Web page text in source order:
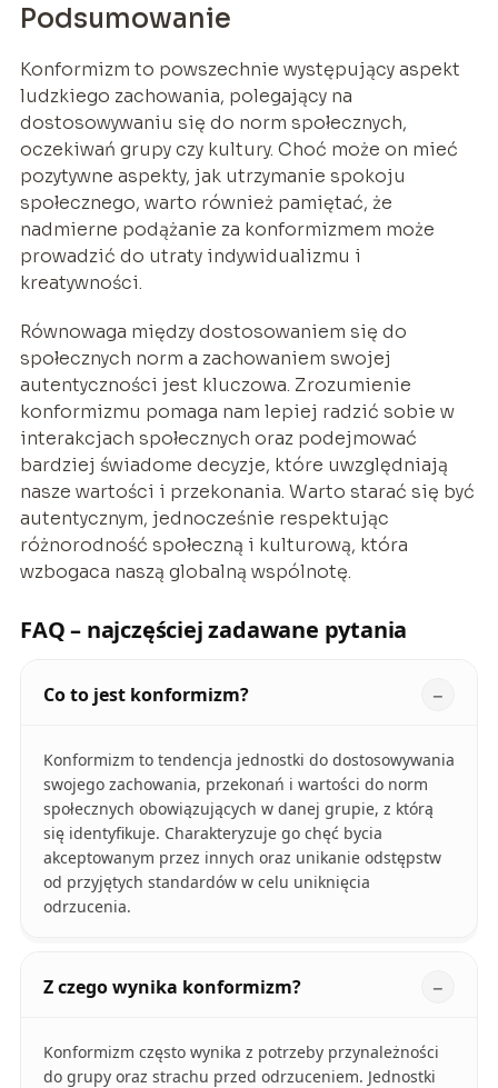
Podsumowanie
Konformizm to powszechnie występujący aspekt
ludzkiego zachowania, polegający na
dostosowywaniu się do norm społecznych,
oczekiwań grupy czy kultury. Choć może on mieć
pozytywne aspekty, jak utrzymanie spokoju
społecznego, warto również pamiętać, że
nadmierne podążanie za konformizmem może
prowadzić do utraty indywidualizmu i
kreatywności.
Równowaga między dostosowaniem się do
społecznych norm a zachowaniem swojej
autentyczności jest kluczowa. Zrozumienie
konformizmu pomaga nam lepiej radzić sobie w
interakcjach społecznych oraz podejmować
bardziej świadome decyzje, które uwzględniają
nasze wartości i przekonania. Warto starać się być
autentycznym, jednocześnie respektując
różnorodność społeczną i kulturową, która
wzbogaca naszą globalną wspólnotę.
FAQ – najczęściej zadawane pytania
Co to jest konformizm?
Konformizm to tendencja jednostki do dostosowywania
swojego zachowania, przekonań i wartości do norm
społecznych obowiązujących w danej grupie, z którą
się identyfikuje. Charakteryzuje go chęć bycia
akceptowanym przez innych oraz unikanie odstępstw
od przyjętych standardów w celu uniknięcia
odrzucenia.
Z czego wynika konformizm?
Konformizm często wynika z potrzeby przynależności
do grupy oraz strachu przed odrzuceniem. Jednostki